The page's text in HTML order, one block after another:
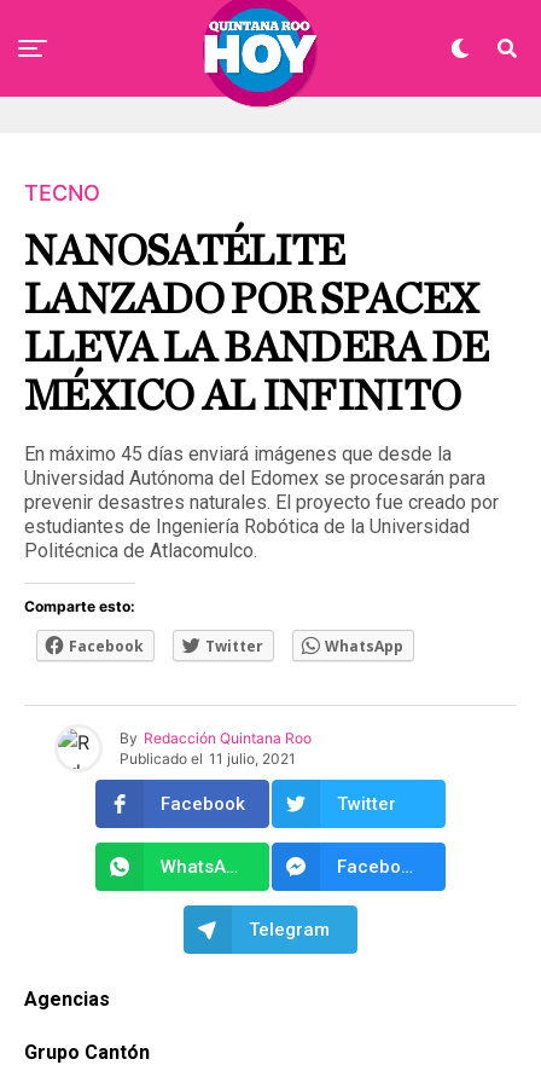
TECNO
NANOSATÉLITE
LANZADO POR SPACEX
LLEVA LA BANDERA DE
MÉXICO AL INFINITO
En máximo 45 días enviará imágenes que desde la
Universidad Autónoma del Edomex se procesarán para
prevenir desastres naturales. El proyecto fue creado por
estudiantes de Ingeniería Robótica de la Universidad
Politécnica de Atlacomulco.
Comparte esto:
Facebook Twitter WhatsApp
By Redacción Quintana Roo
Publicado el 11 julio, 2021
Facebook Twitter
WhatsApp Facebook Messenger
Telegram
Agencias
Grupo Cantón